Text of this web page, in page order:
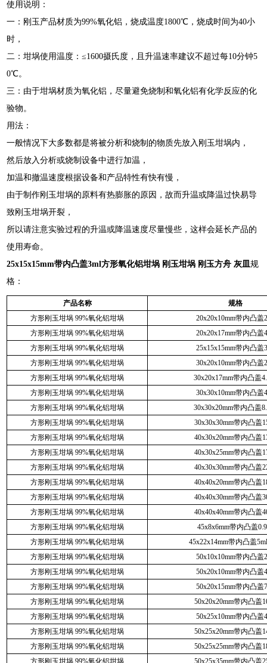
使用说明：
一：刚玉产品材质为99%氧化铝，烧成温度1800℃，烧成时间为40小
时，
二：坩埚使用温度：≤1600摄氏度，且升温速率建议不超过每10分钟5
0℃。
三：由于坩埚材质为氧化铝，尽量避免烧制和氧化铝有化学反应的化
验物。
用法：
一般情况下大多数都是将被分析和烧制的物质先放入刚玉坩埚内，
然后放入分析或烧制设备中进行加温，
加温和撤温速度根据设备和产品特性有快有慢，
由于制作刚玉坩埚的原料有热膨胀的原因，故而升温或降温过快易导
致刚玉坩埚开裂，
所以请注意实验过程的升温或降温速度尽量慢些，这样会延长产品的
使用寿命。
25x15x15mm带内凸盖3ml方形氧化铝坩埚 刚玉坩埚 刚玉方舟 灰皿规
格：
产品名称
规格
方形刚玉坩埚 99%氧化铝坩埚
20x20x10mm带内凸盖
方形刚玉坩埚 99%氧化铝坩埚
20x20x17mm带内凸盖
方形刚玉坩埚 99%氧化铝坩埚
25x15x15mm带内凸盖
方形刚玉坩埚 99%氧化铝坩埚
30x20x10mm带内凸盖
方形刚玉坩埚 99%氧化铝坩埚
30x20x17mm带内凸盖
方形刚玉坩埚 99%氧化铝坩埚
30x30x10mm带内凸盖
方形刚玉坩埚 99%氧化铝坩埚
30x30x20mm带内凸盖
方形刚玉坩埚 99%氧化铝坩埚
30x30x30mm带内凸盖
方形刚玉坩埚 99%氧化铝坩埚
40x30x20mm带内凸盖
方形刚玉坩埚 99%氧化铝坩埚
40x30x25mm带内凸盖
方形刚玉坩埚 99%氧化铝坩埚
40x30x30mm带内凸盖
方形刚玉坩埚 99%氧化铝坩埚
40x40x20mm带内凸盖
方形刚玉坩埚 99%氧化铝坩埚
40x40x30mm带内凸盖
方形刚玉坩埚 99%氧化铝坩埚
40x40x40mm带内凸盖
方形刚玉坩埚 99%氧化铝坩埚
45x8x6mm带内凸盖
方形刚玉坩埚 99%氧化铝坩埚
45x22x14mm带内凸盖
方形刚玉坩埚 99%氧化铝坩埚
50x10x10mm带内凸盖
方形刚玉坩埚 99%氧化铝坩埚
50x20x10mm带内凸盖
方形刚玉坩埚 99%氧化铝坩埚
50x20x15mm带内凸盖
方形刚玉坩埚 99%氧化铝坩埚
50x20x20mm带内凸盖
方形刚玉坩埚 99%氧化铝坩埚
50x25x10mm带内凸盖
方形刚玉坩埚 99%氧化铝坩埚
50x25x20mm带内凸盖
方形刚玉坩埚 99%氧化铝坩埚
50x25x25mm带内凸盖
方形刚玉坩埚 99%氧化铝坩埚
50x25x35mm带内凸盖